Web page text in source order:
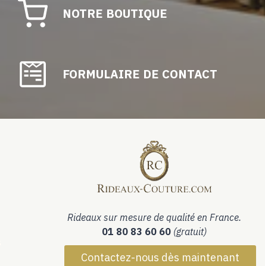
NOTRE BOUTIQUE
FORMULAIRE DE CONTACT
Rideaux sur mesure de qualité en France.
01 80 83 60 60 (gratuit)
Contactez-nous dès maintenant